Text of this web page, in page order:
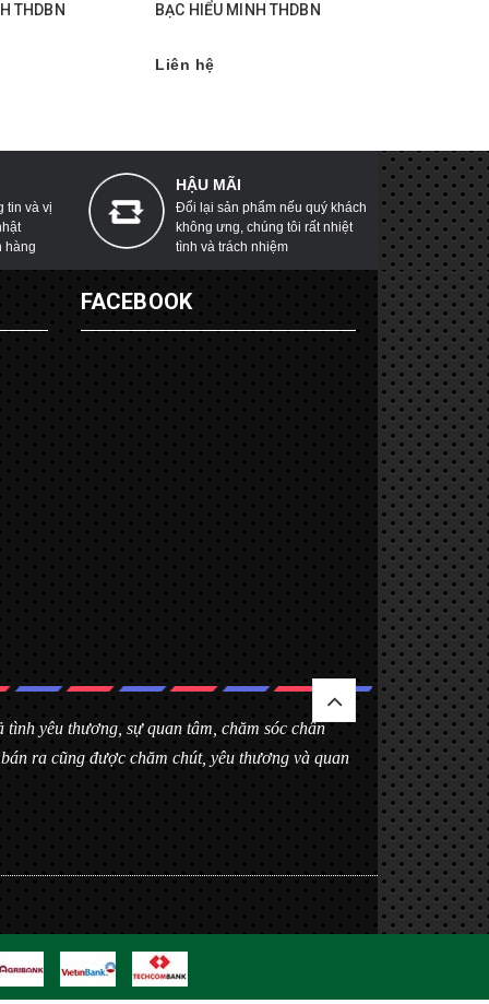
THDBN
BẠC HIỂU MINH THDBN
Liên hệ
tin và vị
hàng
HẬU MÃI
Đổi lại sản phẩm nếu quý khách
không ưng, chúng tôi rất nhiệt
tình và trách nhiệm
FACEBOOK
yêu thương, sự quan tâm, chăm sóc chân
ra cũng được chăm chút, yêu thương và quan